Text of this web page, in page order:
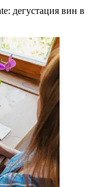
дегустация вин в